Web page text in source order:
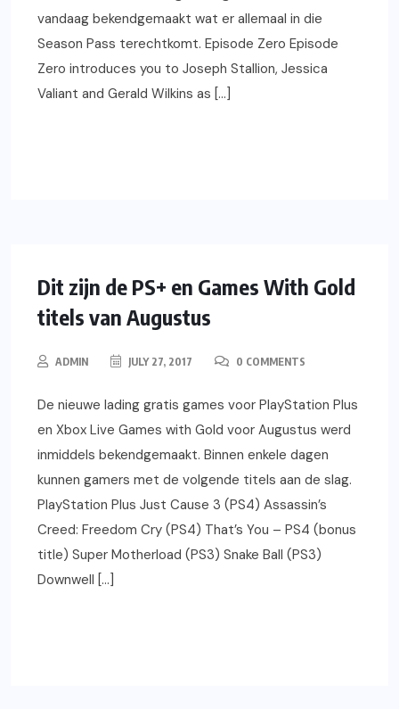
vandaag bekendgemaakt wat er allemaal in die
Season Pass terechtkomt. Episode Zero Episode
Zero introduces you to Joseph Stallion, Jessica
Valiant and Gerald Wilkins as […]
GAMING
NIEUWS
PLAYSTATION
XBOX
Dit zijn de PS+ en Games With Gold
titels van Augustus
ADMIN JULY 27, 2017 0 COMMENTS
De nieuwe lading gratis games voor PlayStation Plus
en Xbox Live Games with Gold voor Augustus werd
inmiddels bekendgemaakt. Binnen enkele dagen
kunnen gamers met de volgende titels aan de slag.
PlayStation Plus Just Cause 3 (PS4) Assassin’s
Creed: Freedom Cry (PS4) That’s You – PS4 (bonus
title) Super Motherload (PS3) Snake Ball (PS3)
Downwell […]